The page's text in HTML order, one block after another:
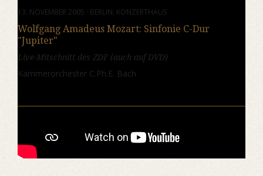
13. NOVEMBER 2005 · BERLIN, KONZERTHAUS
Wolfgang Amadeus Mozart: Sinfonie C-Dur
"Jupiter"
Live-Mitschnitt des ZDF (auch auf DVD)
Kammerorchester C.Ph.E. Bach